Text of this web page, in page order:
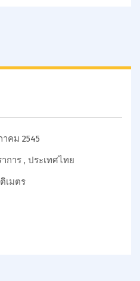
คม 2545
การ , ประเทศไทย
เมตร